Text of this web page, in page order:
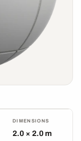
DIMENSIONS
2.0 × 2.0 m